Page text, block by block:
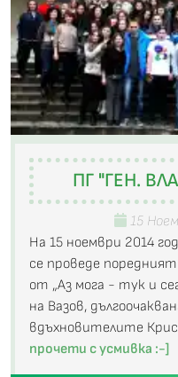
ПГ "ГЕН.
15
На 15 ноември 2014
се проведе
от „Аз мога - тук и
на Вазов,
вдъхновителите
прочети с усмивка :-]